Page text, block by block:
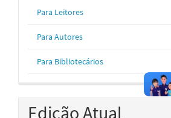
Para Leitores
Para Autores
Para Bibliotecários
Edição Atual